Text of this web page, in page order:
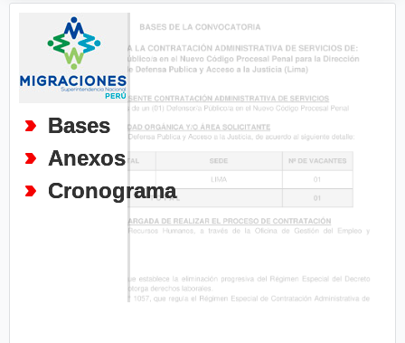
Bases
Anexos
Cronograma